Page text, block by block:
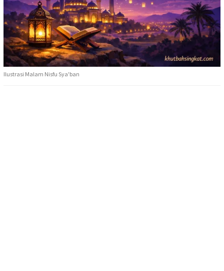
Ilustrasi Malam Nisfu Sya'ban